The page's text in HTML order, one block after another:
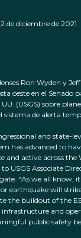
de diciembre de 2021
Ron Wyden y
oeste en el Senado
(USGS) sobre
sistema de alerta
and state-
has advanced to
and active across the
USGS Associate
“As we all know,
earthquake will
the buildout of the
infrastructure and
public safety